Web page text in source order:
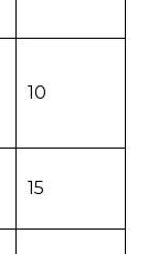
10
15